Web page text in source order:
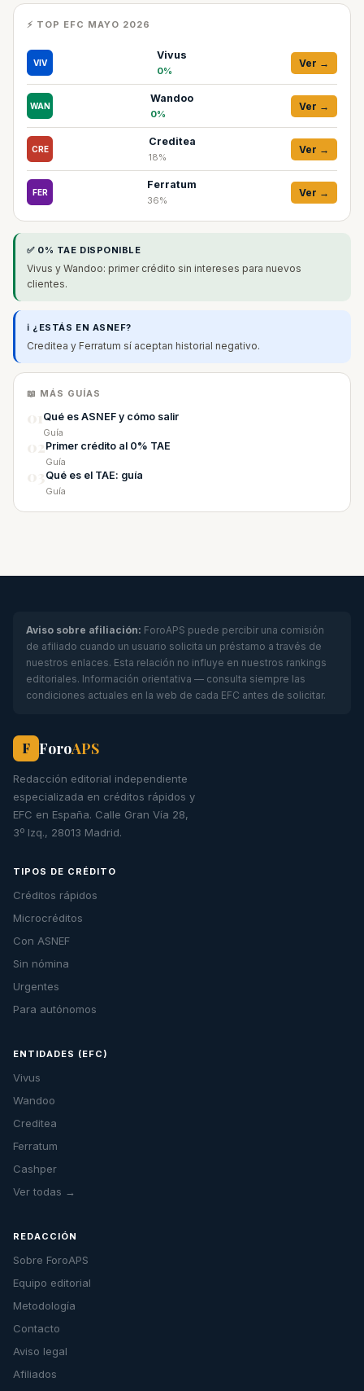
⚡ TOP EFC MAYO 2026
VIV
Vivus
0%
Ver →
WAN
Wandoo
0%
Ver →
CRE
Creditea
18%
Ver →
FER
Ferratum
36%
Ver →
✅ 0% TAE DISPONIBLE
Vivus y Wandoo: primer crédito sin intereses para nuevos
clientes.
ℹ️ ¿ESTÁS EN ASNEF?
Creditea y Ferratum sí aceptan historial negativo.
📖 MÁS GUÍAS
Qué es ASNEF y cómo salir
Guía
Primer crédito al 0% TAE
Guía
Qué es el TAE: guía
Guía
Aviso sobre afiliación: ForoAPS puede percibir una comisión
de afiliado cuando un usuario solicita un préstamo a través de
nuestros enlaces. Esta relación no influye en nuestros rankings
editoriales. Información orientativa — consulta siempre las
condiciones actuales en la web de cada EFC antes de solicitar.
F ForoAPS
Redacción editorial independiente
especializada en créditos rápidos y
EFC en España. Calle Gran Vía 28,
3º Izq., 28013 Madrid.
TIPOS DE CRÉDITO
Créditos rápidos
Microcréditos
Con ASNEF
Sin nómina
Urgentes
Para autónomos
ENTIDADES (EFC)
Vivus
Wandoo
Creditea
Ferratum
Cashper
Ver todas →
REDACCIÓN
Sobre ForoAPS
Equipo editorial
Metodología
Contacto
Aviso legal
Afiliados